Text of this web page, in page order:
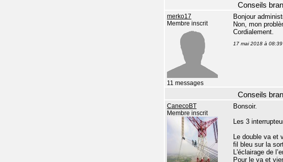
Conseils
merko17
Membre inscrit
11 messages
Bonjour
Non, mon
Cordialement.
17 mai 2018 à 08:39
Conseils
CanecoBT
Membre inscrit
Bonsoir.
Les 3
Le double va et
fil bleu sur la
L'éclairage de
Pour le va et